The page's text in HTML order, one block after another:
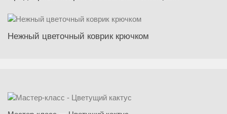
Нежный цветочный коврик крючком